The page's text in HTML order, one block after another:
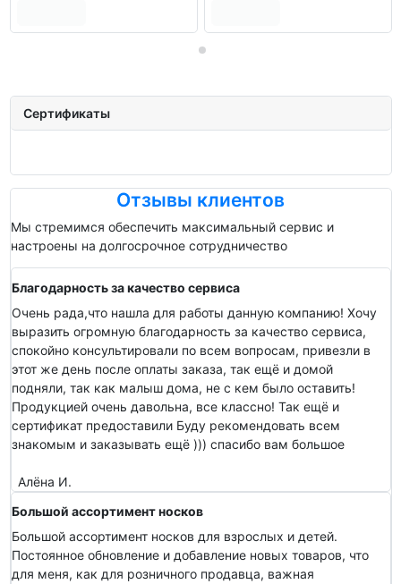
Сертификаты
Отзывы клиентов
Мы стремимся обеспечить максимальный сервис и
настроены на долгосрочное сотрудничество
Благодарность за качество сервиса
Очень рада,что нашла для работы данную компанию! Хочу
выразить огромную благодарность за качество сервиса,
спокойно консультировали по всем вопросам, привезли в
этот же день после оплаты заказа, так ещё и домой
подняли, так как малыш дома, не с кем было оставить!
Продукцией очень давольна, все классно! Так ещё и
сертификат предоставили Буду рекомендовать всем
знакомым и заказывать ещё ))) спасибо вам большое
Алёна И.
Большой ассортимент носков
Большой ассортимент носков для взрослых и детей.
Постоянное обновление и добавление новых товаров, что
для меня, как для розничного продавца, важная